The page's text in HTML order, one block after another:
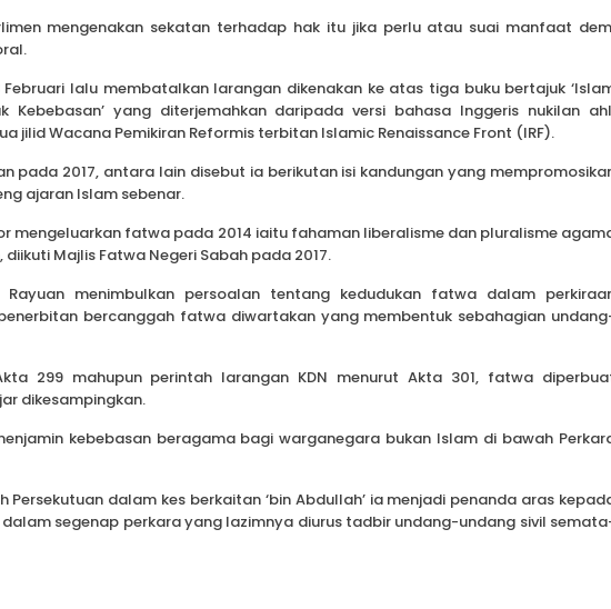
mengenakan sekatan terhadap hak itu jika perlu atau suai manfaat
Februari lalu membatalkan larangan dikenakan ke atas tiga buku bertajuk
Kebebasan’ yang diterjemahkan daripada versi bahasa Inggeris nukilan
jilid Wacana Pemikiran Reformis terbitan Islamic Renaissance Front (IRF).
pada 2017, antara lain disebut ia berikutan isi kandungan yang
ajaran Islam sebenar.
mengeluarkan fatwa pada 2014 iaitu fahaman liberalisme dan pluralisme
Majlis Fatwa Negeri Sabah pada 2017.
Rayuan menimbulkan persoalan tentang kedudukan fatwa dalam
bercanggah fatwa diwartakan yang membentuk sebahagian
299 mahupun perintah larangan KDN menurut Akta 301, fatwa
dikesampingkan.
kebebasan beragama bagi warganegara bukan Islam di bawah
Persekutuan dalam kes berkaitan ‘bin Abdullah’ ia menjadi penanda aras
segenap perkara yang lazimnya diurus tadbir undang-undang sivil